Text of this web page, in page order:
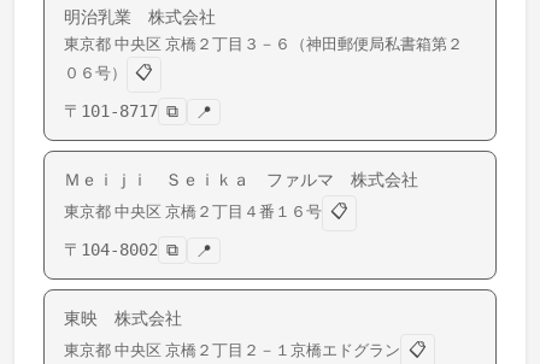
明治乳業 株式会社
東京都 中央区 京橋 ２丁目３－６（神田郵便局私書箱第２
０６号）
📋
〒 101-8717 ⧉ 📍
Ｍｅｉｊｉ Ｓｅｉｋａ ファルマ 株式会社
東京都 中央区 京橋 ２丁目４番１６号 📋
〒 104-8002 ⧉ 📍
東映 株式会社
東京都 中央区 京橋 ２丁目２－１京橋エドグラン 📋